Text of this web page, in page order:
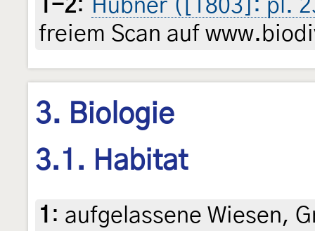
1-2: Hübner ([1803]: pl.
freiem Scan auf
3. Biologie
3.1. Habitat
1 : aufgelassene Wiesen,